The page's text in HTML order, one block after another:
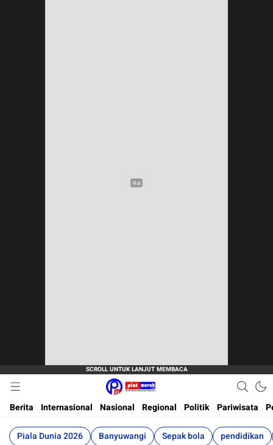
Plat Merah
Berita Terkini, Akurat, Terpercaya Dan Cepat
Berita
Internasional Nasional Regional Politik Pariwisata
Piala Dunia 2026 Banyuwangi Sepak bola pendidikan